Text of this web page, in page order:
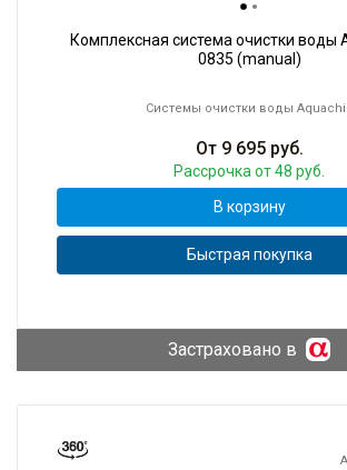
Комплексная система очистки воды
0835 (manual)
Системы очистки воды
От 9 695руб.
Рассрочка от 48 руб.
В корзину
Быстрая покупка
Застраховано в